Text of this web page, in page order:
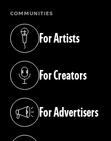
COMMUNITIES
For Artists
(opens in a new tab)
For Creators
(opens in a new tab)
For Advertisers
(opens in a new tab)